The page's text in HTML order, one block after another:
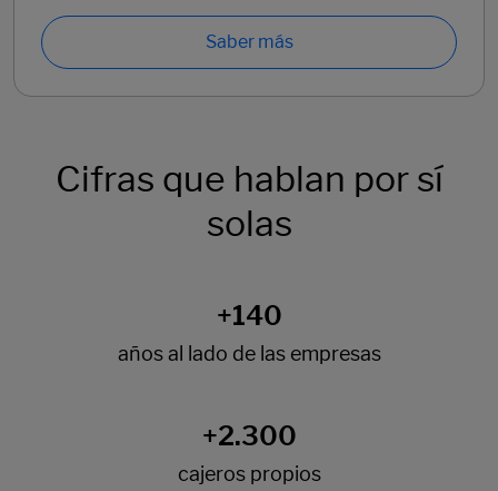
Saber más
Cifras que hablan por sí
solas